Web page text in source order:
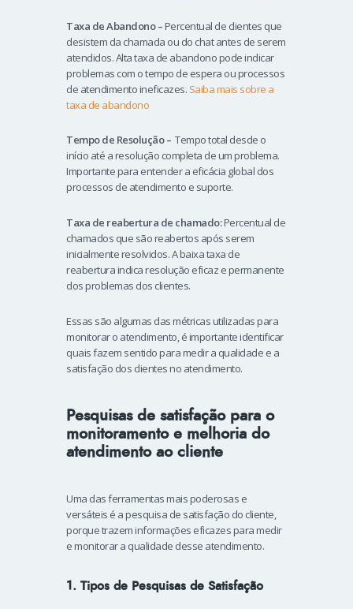
Taxa de Abandono –Percentual de clientes que
desistem da chamada ou do chat antes de serem
atendidos. Alta taxa de abandono pode indicar
problemas com o tempo de espera ou processos
de atendimento ineficazes. Saiba mais sobre a
taxa de abandono
Tempo de Resolução – Tempo total desde o
início até a resolução completa de um problema.
Importante para entender a eficácia global dos
processos de atendimento e suporte.
Taxa de reabertura de chamado:Percentual de
chamados que são reabertos após serem
inicialmente resolvidos. A baixa taxa de
reabertura indica resolução eficaz e permanente
dos problemas dos clientes.
Essas são algumas das métricas utilizadas para
monitorar o atendimento, é importante identificar
quais fazem sentido para medir a qualidade e a
satisfação dos clientes no atendimento.
Pesquisas de satisfação para o
monitoramento e melhoria do
atendimento ao cliente
Uma das ferramentas mais poderosas e
versáteis é a pesquisa de satisfação do cliente,
porque trazem informações eficazes para medir
e monitorar a qualidade desse atendimento.
1. Tipos de Pesquisas de Satisfação